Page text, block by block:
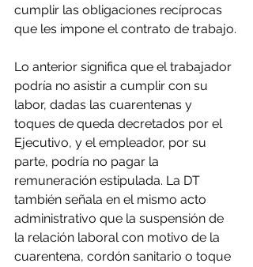
cumplir las obligaciones recíprocas
que les impone el contrato de trabajo.
Lo anterior significa que el trabajador
podría no asistir a cumplir con su
labor, dadas las cuarentenas y
toques de queda decretados por el
Ejecutivo, y el empleador, por su
parte, podría no pagar la
remuneración estipulada. La DT
también señala en el mismo acto
administrativo que la suspensión de
la relación laboral con motivo de la
cuarentena, cordón sanitario o toque